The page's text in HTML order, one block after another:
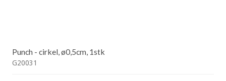
Punch - cirkel, ø0,5cm, 1stk
G20031